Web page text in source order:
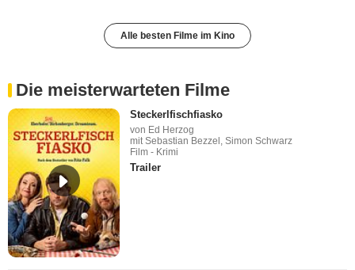
Alle besten Filme im Kino
Die meisterwarteten Filme
Steckerlfischfiasko
von Ed Herzog
mit Sebastian Bezzel, Simon Schwarz
Film - Krimi
Trailer